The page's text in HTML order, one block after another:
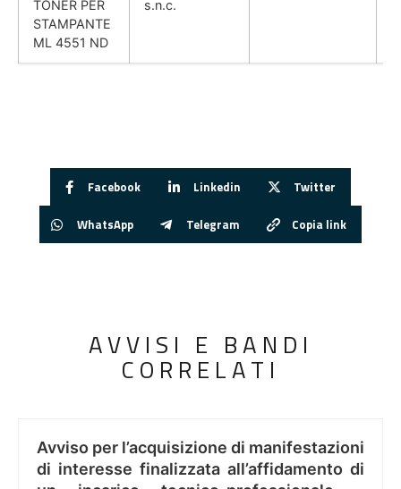
TONER PER
STAMPANTE
ML 4551 ND
s.n.c.
Facebook Linkedin Twitter
WhatsApp Telegram Copia link
AVVISI E BANDI
CORRELATI
Avviso per l’acquisizione di manifestazioni
di interesse finalizzata all’affidamento di